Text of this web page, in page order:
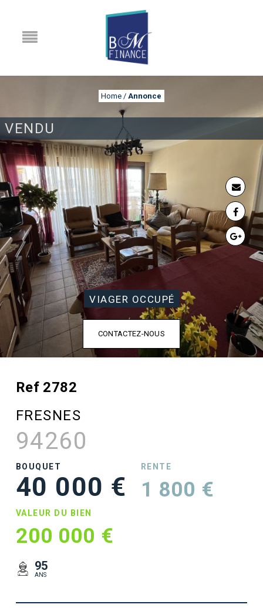
VENDU
Home / Annonce
ANNONCE
VIAGER OCCUPÉ
CONTACTEZ-NOUS
Ref 2782
FRESNES
94260
BOUQUET
40 000 €
RENTE
1 800 €
VALEUR DU BIEN
200 000 €
95
ANS